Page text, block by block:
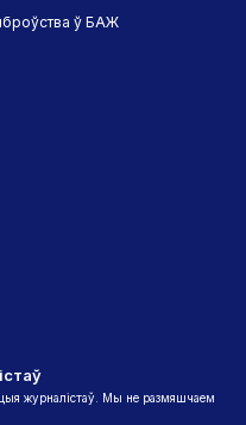
ў БАЖ
журналістаў. Мы не размяшчаем